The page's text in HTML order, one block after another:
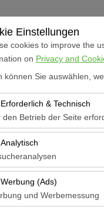
Einstellungen
cookies to improve the
on Privacy and
können Sie auswählen,
Erforderlich & Technisch
den Betrieb der Seite
Cookies sind für das
grundlegende Funktionen
Analytisch
Cookies ermöglichen es
Nutzerverhalten).
Werbung (Ads)
und Werbemessung